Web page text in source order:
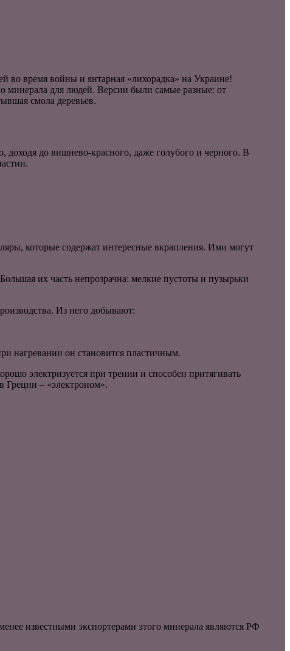
во время войны и янтарная «лихорадка» на Украине!
минерала для людей. Версии были самые разные: от
смола деревьев.
доходя до вишнево-красного, даже голубого и черного. В
которые содержат интересные вкрапления. Ими могут
их часть непрозрачна: мелкие пустоты и пузырьки
Из него добывают:
нагревании он становится пластичным.
электризуется при трении и способен притягивать
Греции – «электроном».
известными экспортерами этого минерала являются РФ